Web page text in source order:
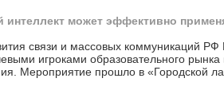
может эффективно
связи и массовых коммуникаций РФ
игроками образовательного
Мероприятие прошло в «Городской